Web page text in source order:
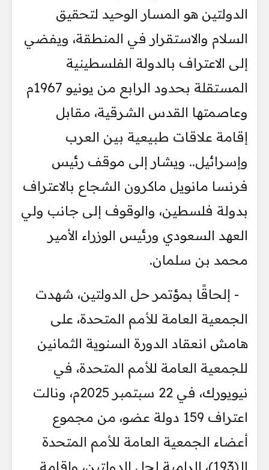
الدولتين هو المسار الوحيد لتحقيق
السلام والاستقرار في المنطقة، ويفضي
إلى الاعتراف بالدولة الفلسطينية
المستقلة بحدود الرابع من يونيو 1967م
وعاصمتها القدس الشرقية، مقابل
إقامة علاقات طبيعية بين العرب
وإسرائيل.. ويشار إلى موقف رئيس
فرنسا مانويل ماكرون الشجاع بالاعتراف
بدولة فلسطين، والوقوف إلى جانب ولي
العهد السعودي ورئيس الوزراء الأمير
محمد بن سلمان.
- إلحاقًا بمؤتمر حل الدولتين، شهدت
الجمعية العامة للأمم المتحدة، على
هامش انعقاد الدورة السنوية الثمانين
للجمعية العامة للأمم المتحدة، في
نيويورك، في 22 سبتمبر 2025م، ونالت
اعتراف 159 دولة عضو، من مجموع
أعضاء الجمعية العامة للأمم المتحدة
الـ(193)، الرامية لحل الدولتين، وإقامة